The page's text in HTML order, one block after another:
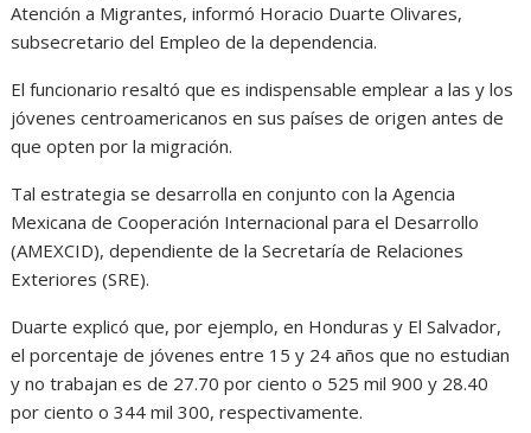
Atención a Migrantes, informó Horacio Duarte Olivares,
subsecretario del Empleo de la dependencia.
El funcionario resaltó que es indispensable emplear a las y los
jóvenes centroamericanos en sus países de origen antes de
que opten por la migración.
Tal estrategia se desarrolla en conjunto con la Agencia
Mexicana de Cooperación Internacional para el Desarrollo
(AMEXCID), dependiente de la Secretaría de Relaciones
Exteriores (SRE).
Duarte explicó que, por ejemplo, en Honduras y El Salvador,
el porcentaje de jóvenes entre 15 y 24 años que no estudian
y no trabajan es de 27.70 por ciento o 525 mil 900 y 28.40
por ciento o 344 mil 300, respectivamente.